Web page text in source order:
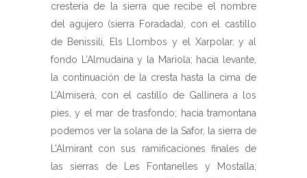
crestería de la sierra que recibe el nombre
del agujero (sierra Foradada), con el castillo
de Benissili, Els Llombos y el Xarpolar, y al
fondo L’Almudaina y la Mariola; hacia levante,
la continuación de la cresta hasta la cima de
L’Almiserà, con el castillo de Gallinera a los
pies, y el mar de trasfondo; hacia tramontana
podemos ver la solana de la Safor, la sierra de
L’Almirant con sus ramificaciones finales de
las sierras de Les Fontanelles y Mostalla;